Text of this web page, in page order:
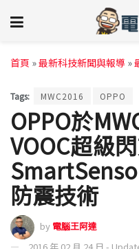
首頁 »最新科技新聞與報導 »
Tags: MWC2016 OPPO
OPPO於
VOOC超級
防震技術
by 電腦王阿達